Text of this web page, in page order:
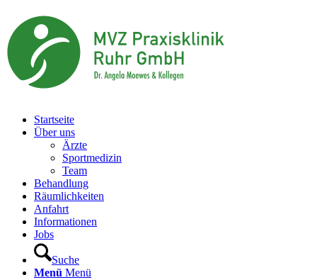
Startseite
Über uns
Ärzte
Sportmedizin
Team
Behandlung
Räumlichkeiten
Anfahrt
Informationen
Jobs
Suche
Menü Menü